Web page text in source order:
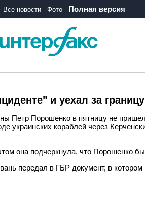
Все новости Фото Полная версия
и уехал за границу
Петр Порошенко в пятницу не
украинских кораблей через
она подчеркнула, что Порошенко
передал в ГБР документ, в